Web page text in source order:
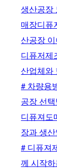
생산공장
매장디퓨
산공장 이
디퓨저제
산업체와
# 차량용
공장 선택
디퓨져도
장과 생산
# 디퓨져
께 시작